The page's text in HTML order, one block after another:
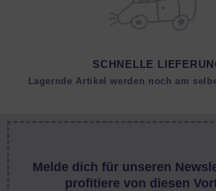
SCHNELLE
Lagernde Artikel werden noch am
Melde dich für unseren
profitiere von diesen